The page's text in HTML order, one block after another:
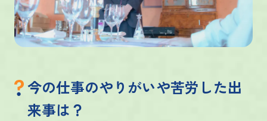
今の仕事のやりがいや苦労した出
来事は？